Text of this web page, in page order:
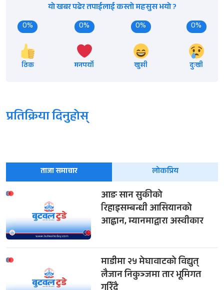
यो खबर पढेर तपाईलाई कस्तो महसुस भयो ?
0%
ठिक
0%
मनपर्यो
0%
खुसी
0%
दुःखी
प्रतिक्रिया दिनुहोस्
ताजा समाचार लोकप्रिय
आङ सान सुकीको
रिहाइसम्बन्धी आसियानको
आह्वान, म्यानमाद्वारा अस्वीकार
माडीमा २५ मेघावाटको विद्युत्
लैजान निकुञ्जमा तार भूमिगत